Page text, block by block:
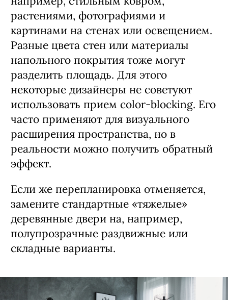
растениями, фотографиями и
картинами на стенах или освещением.
Разные цвета стен или материалы
напольного покрытия тоже могут
разделить площадь. Для этого
некоторые дизайнеры не советуют
использовать прием color-blocking. Его
часто применяют для визуального
расширения пространства, но в
реальности можно получить обратный
эффект.
Если же перепланировка отменяется,
замените стандартные «тяжелые»
деревянные двери на, например,
полупрозрачные раздвижные или
складные варианты.